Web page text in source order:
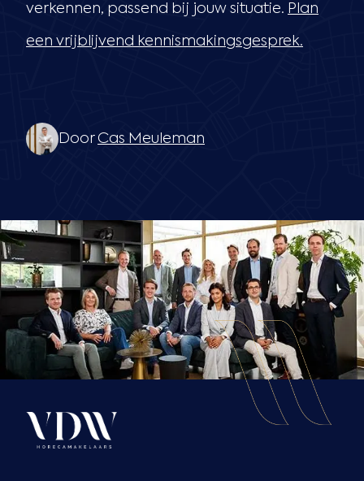
verkennen, passend bij jouw situatie. Plan
een vrijblijvend kennismakingsgesprek.
DoorCas Meuleman